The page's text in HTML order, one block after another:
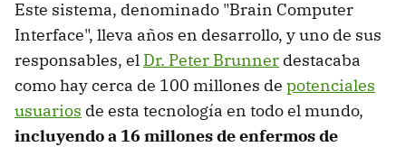
Este sistema, denominado "Brain Computer
Interface", lleva años en desarrollo, y uno de sus
responsables, el Dr. Peter Brunner destacaba
como hay cerca de 100 millones de potenciales
usuarios de esta tecnología en todo el mundo,
incluyendo a 16 millones de enfermos de